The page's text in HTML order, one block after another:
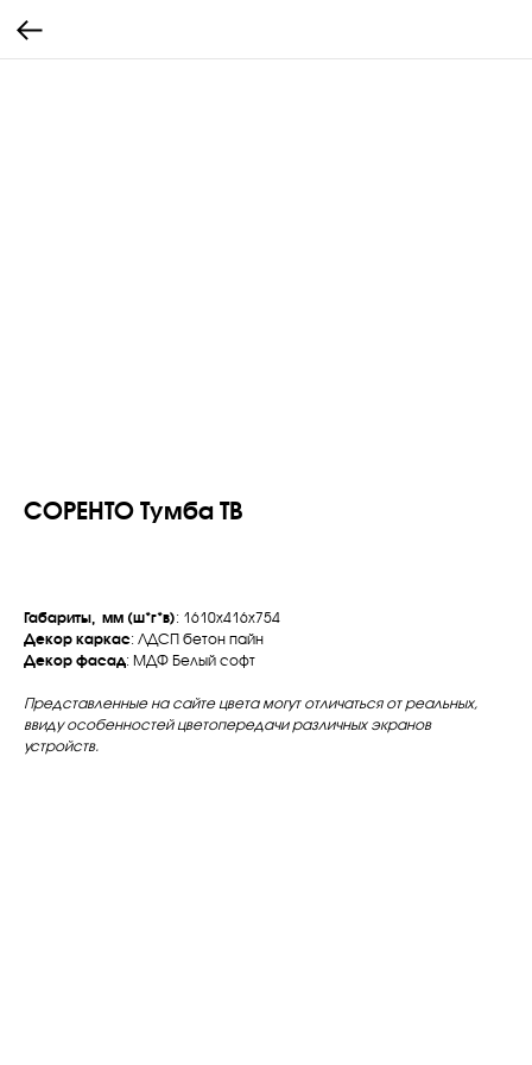
СОРЕНТО Тумба ТВ
Габариты, мм (ш*г*в): 1610х416х754
Декор каркас: ЛДСП бетон пайн
Декор фасад: МДФ Белый софт
Представленные на сайте цвета могут отличаться от реальных,
ввиду особенностей цветопередачи различных экранов
устройств.